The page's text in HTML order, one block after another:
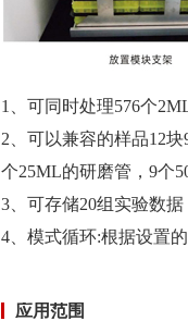
1、可同时处理576个
2、可以兼容的样品12
个25ML的研磨管，9个
3、可存储20组实验数
4、模式循环:根据设置
应用范围